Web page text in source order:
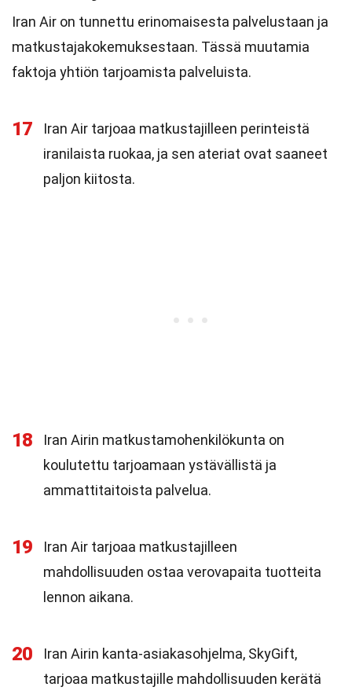
Iran Air on tunnettu erinomaisesta palvelustaan ja
matkustajakokemuksestaan. Tässä muutamia
faktoja yhtiön tarjoamista palveluista.
17
Iran Air tarjoaa matkustajilleen perinteistä
iranilaista ruokaa, ja sen ateriat ovat saaneet
paljon kiitosta.
18
Iran Airin matkustamohenkilökunta on
koulutettu tarjoamaan ystävällistä ja
ammattitaitoista palvelua.
19
Iran Air tarjoaa matkustajilleen
mahdollisuuden ostaa verovapaita tuotteita
lennon aikana.
20
Iran Airin kanta-asiakasohjelma, SkyGift,
tarjoaa matkustajille mahdollisuuden kerätä